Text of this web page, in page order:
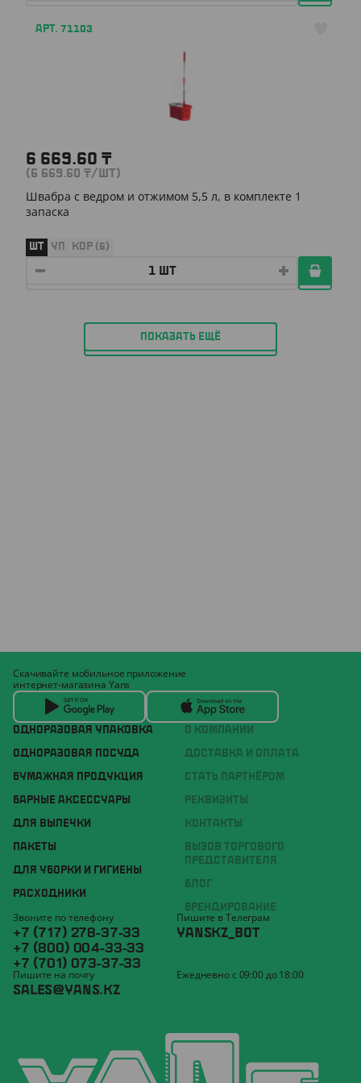
АРТ. 71103
6 669.60 ₸
(6 669.60 ₸/ШТ)
Швабра с ведром и отжимом 5,5 л, в комплекте 1
запаска
ШТ УП КОР (6)
ПОКАЗАТЬ ЕЩЁ
ОДНОРАЗОВАЯ УПАКОВКА
ОДНОРАЗОВАЯ ПОСУДА
БУМАЖНАЯ ПРОДУКЦИЯ
БАРНЫЕ АКСЕССУАРЫ
ДЛЯ ВЫПЕЧКИ
ПАКЕТЫ
ДЛЯ УБОРКИ И ГИГИЕНЫ
РАСХОДНИКИ
О КОМПАНИИ
ДОСТАВКА И ОПЛАТА
СТАТЬ ПАРТНЁРОМ
РЕКВИЗИТЫ
КОНТАКТЫ
ВЫЗОВ ТОРГОВОГО
ПРЕДСТАВИТЕЛЯ
БЛОГ
БРЕНДИРОВАНИЕ
Скачивайте мобильное приложение
интернет-магазина Yans
Звоните по телефону
+7 (717) 278-37-33
+7 (800) 004-33-33
+7 (701) 073-37-33
Пишите в Телеграм
YANSKZ_BOT
Пишите на почту
SALES@YANS.KZ
Ежедневно с 09:00 до 18:00